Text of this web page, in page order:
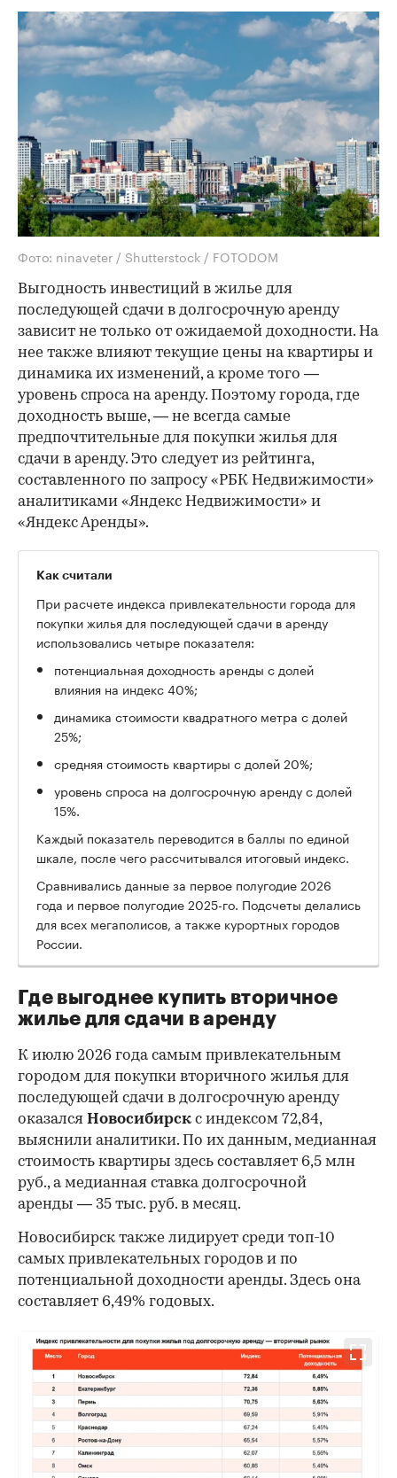
Фото: ninaveter / Shutterstock / FOTODOM
Выгодность инвестиций в жилье для
последующей сдачи в долгосрочную аренду
зависит не только от ожидаемой доходности. На
нее также влияют текущие цены на квартиры и
динамика их изменений, а кроме того —
уровень спроса на аренду. Поэтому города, где
доходность выше, — не всегда самые
предпочтительные для покупки жилья для
сдачи в аренду. Это следует из рейтинга,
составленного по запросу «РБК Недвижимости»
аналитиками «Яндекс Недвижимости» и
«Яндекс Аренды».
Как считали
При расчете индекса привлекательности города для
покупки жилья для последующей сдачи в аренду
использовались четыре показателя:
потенциальная доходность аренды с долей
влияния на индекс 40%;
динамика стоимости квадратного метра с долей
25%;
средняя стоимость квартиры с долей 20%;
уровень спроса на долгосрочную аренду с долей
15%.
Каждый показатель переводится в баллы по единой
шкале, после чего рассчитывался итоговый индекс.
Сравнивались данные за первое полугодие 2026
года и первое полугодие 2025-го. Подсчеты делались
для всех мегаполисов, а также курортных городов
России.
Где выгоднее купить вторичное
жилье для сдачи в аренду
К июлю 2026 года самым привлекательным
городом для покупки вторичного жилья для
последующей сдачи в долгосрочную аренду
оказался Новосибирск с индексом 72,84,
выяснили аналитики. По их данным, медианная
стоимость квартиры здесь составляет 6,5 млн
руб., а медианная ставка долгосрочной
аренды — 35 тыс. руб. в месяц.
Новосибирск также лидирует среди топ-10
самых привлекательных городов и по
потенциальной доходности аренды. Здесь она
составляет 6,49% годовых.